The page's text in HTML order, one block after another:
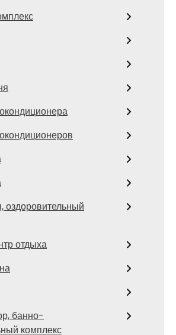
оздоровительный
отдыха
банно-
комплекс